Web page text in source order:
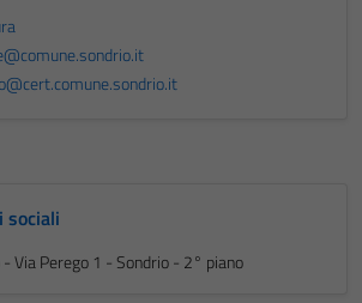
Via Perego 1 - Sondrio - 2° piano